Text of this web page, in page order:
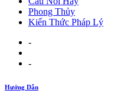
Phong Thủy
Kiến Thức Pháp Lý
-
-
Hướng Dẫn